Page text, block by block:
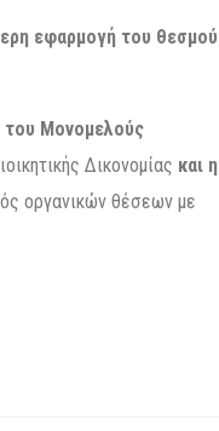
εφαρμογή του θεσμού
του Μονομελούς
Δικονομίας και η
οργανικών θέσεων με